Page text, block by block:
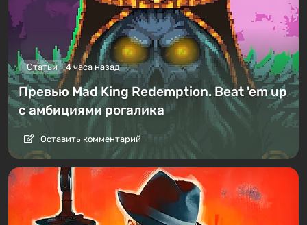
Статьи 4 часа назад
Превью Mad King Redemption. Beat 'em up
с амбициями рогалика
Оставить комментарий